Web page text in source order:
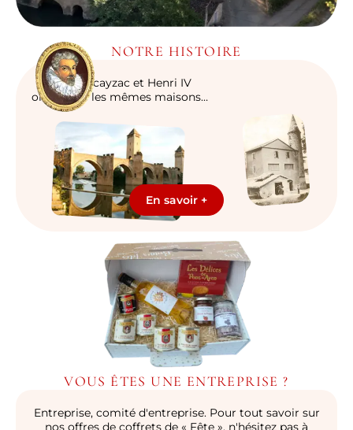
NOTRE HISTOIRE
P&M Decayzac et Henri IV
ont habité les mêmes maisons…
En savoir +
VOUS ÊTES UNE ENTREPRISE ?
Entreprise, comité d'entreprise. Pour tout savoir sur
nos offres de coffrets de « Fête », n'hésitez pas à